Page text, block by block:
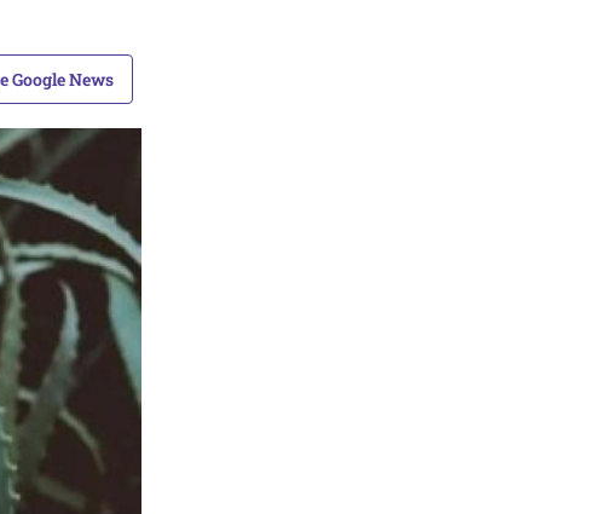
Google News